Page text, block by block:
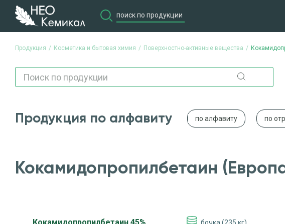
Продукция Косметика и бытовая химия Поверхностно-активные вещества
Продукция по алфавиту по алфавиту по
Кокамидопропилбетаин